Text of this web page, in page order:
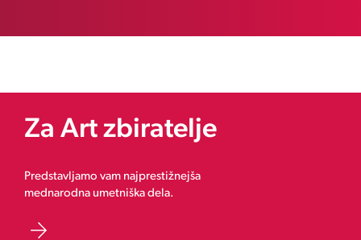
Za Art zbiratelje
Predstavljamo vam najprestižnejša
mednarodna umetniška dela.